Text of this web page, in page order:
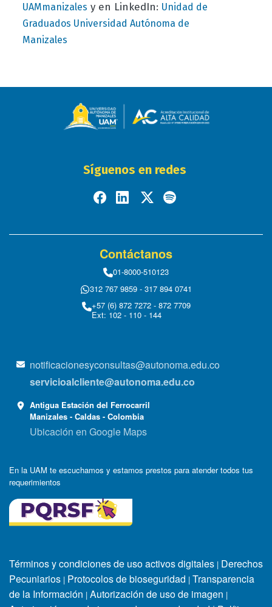
UAMmanizales y en LinkedIn: Unidad de
Graduados Universidad Autónoma de
Manizales
Síguenos en redes
Contáctanos
01-8000-510123
312 767 9859 - 317 894 0741
+57 (6) 872 7272 - 872 7709
Ext: 102 - 110 - 144
notificacionesyconsultas@autonoma.edu.co
servicioalcliente@autonoma.edu.co
Antigua Estación del Ferrocarril
Manizales - Caldas - Colombia
Ubicación en Google Maps
En la UAM te escuchamos y estamos prestos para atender todos tus
requerimientos
Términos y condiciones de uso activos digitales | Derechos
Pecuniarios | Protocolos de bioseguridad | Transparencia
de la Información | Autorización de uso de imagen |